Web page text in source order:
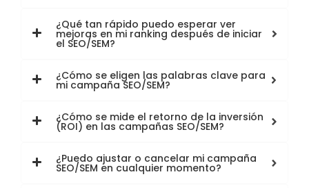
¿Qué tan rápido puedo esperar ver
mejoras en mi ranking después de iniciar
el SEO/SEM?
¿Cómo se eligen las palabras clave para
mi campaña SEO/SEM?
¿Cómo se mide el retorno de la inversión
(ROI) en las campañas SEO/SEM?
¿Puedo ajustar o cancelar mi campaña
SEO/SEM en cualquier momento?